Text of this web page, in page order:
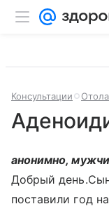
Консультации
анонимно,
Добрый
поставили год